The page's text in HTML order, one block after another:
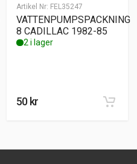
Artikel Nr: FEL35247
VATTENPUMPSPACKNING
8 CADILLAC 1982-85
2 i lager
50 kr